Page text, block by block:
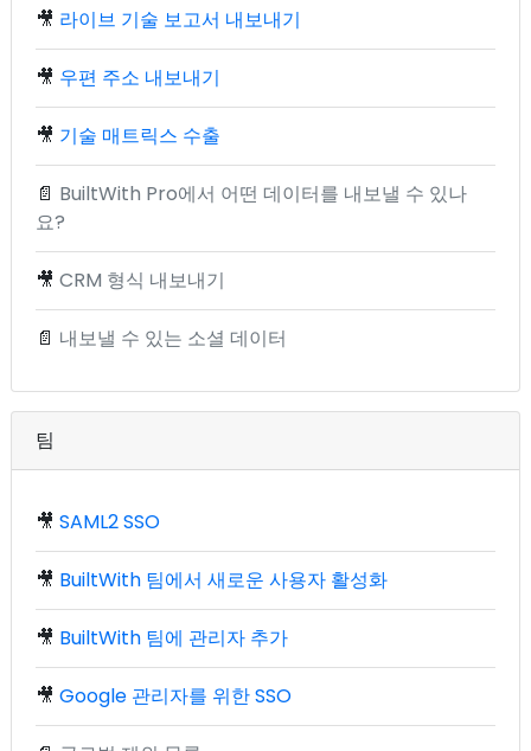
🎥 라이브 기술 보고서 내보내기
🎥 우편 주소 내보내기
🎥 기술 매트릭스 수출
📄 BuiltWith Pro에서 어떤 데이터를 내보낼 수 있나
요?
🎥 CRM 형식 내보내기
📄 내보낼 수 있는 소셜 데이터
팀
🎥 SAML2 SSO
🎥 BuiltWith 팀에서 새로운 사용자 활성화
🎥 BuiltWith 팀에 관리자 추가
🎥 Google 관리자를 위한 SSO